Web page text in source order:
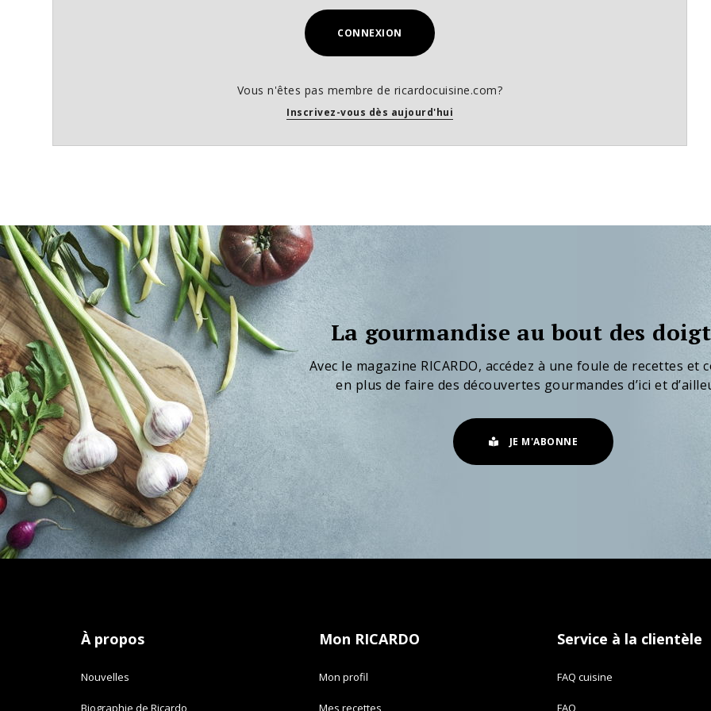
CONNEXION
Vous n'êtes pas membre de ricardocuisine.com?
Inscrivez-vous dès aujourd'hui
La gourmandise au bout des
Avec le magazine RICARDO, accédez à une foule de recettes et
en plus de faire des découvertes gourmandes d’ici et
JE M'ABONNE
À propos
Nouvelles
Biographie de Ricardo
Mon RICARDO
Mon profil
Mes recettes
Service à la clientèle
FAQ cuisine
FAQ